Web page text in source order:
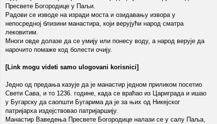
Пресвете Богородице у Паљи.
Радови се изводе на изради моста и озидавању извора у
непосредној близини манастира, који верујући народ сматра
лековитим.
Многи овде долазе да се умију или понесу воду, а народ верује да
нарочито помаже код болести очију.
[Link mogu videti samo ulogovani korisnici]
Једно од предања казује да је манастир једном приликом посетио
Свети Сава, и то 1236. године, када се враћао из Цариграда и ишао
у Бугарску да саопшти Бугарима да је за њих од Никејског
патријарха издејствовао патријаршију.
Манастир Ваведења Пресвете Богородице налази се у салу Паља,